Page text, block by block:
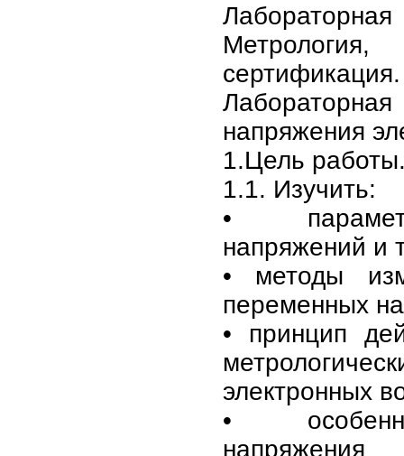
напряжения
1.Цель
1.1. Изучить:
•
напряжений и
• методы
переменных
• принцип
электронных
•